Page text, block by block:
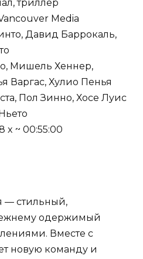
триллер
Media
Давид Баррокаль,
Мишель Хеннер,
Варгас, Хулио Пенья
Пол Зинно, Хосе Луис
x ~ 00:55:00
— стильный,
одержимый
Вместе с
новую команду и